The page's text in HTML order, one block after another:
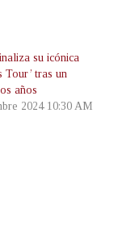
su icónica
Tour’ tras un
años
2024 10:30 AM